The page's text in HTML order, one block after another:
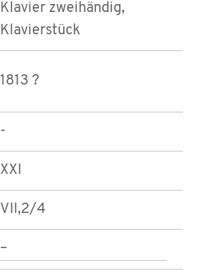
Klavier zweihändig,
Klavierstück
1813 ?
-
XXI
VII,2/4
–